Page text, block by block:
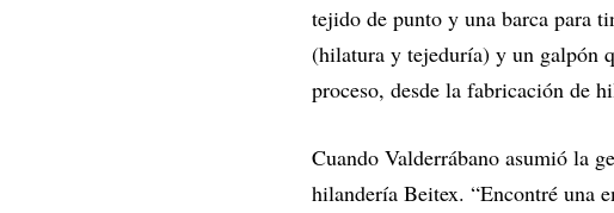
tejido de punto y una barca para
(hilatura y tejeduría) y un galpón
proceso, desde la fabricación de
Cuando Valderrábano asumió la
hilandería Beitex. “Encontré una